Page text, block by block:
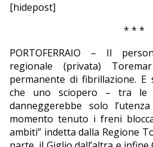
[hidepost]
* * *
PORTOFERRAIO – Il
regionale (privata)
permanente di fibrillazione. E
che uno sciopero – tra le
danneggerebbe solo
momento tenuto i freni
ambiti” indetta dalla Regione